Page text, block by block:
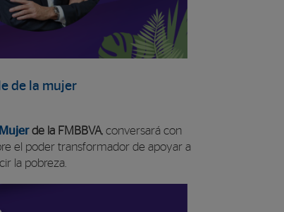
de la mujer
de la FMBBVA, conversará con
el poder transformador de apoyar a
la pobreza.